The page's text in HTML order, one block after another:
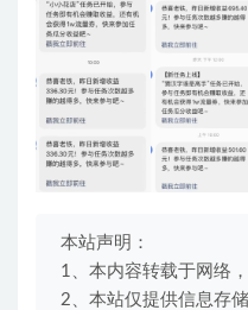
本站声明：
1、本内容转载于网络
2、本站仅提供信息存